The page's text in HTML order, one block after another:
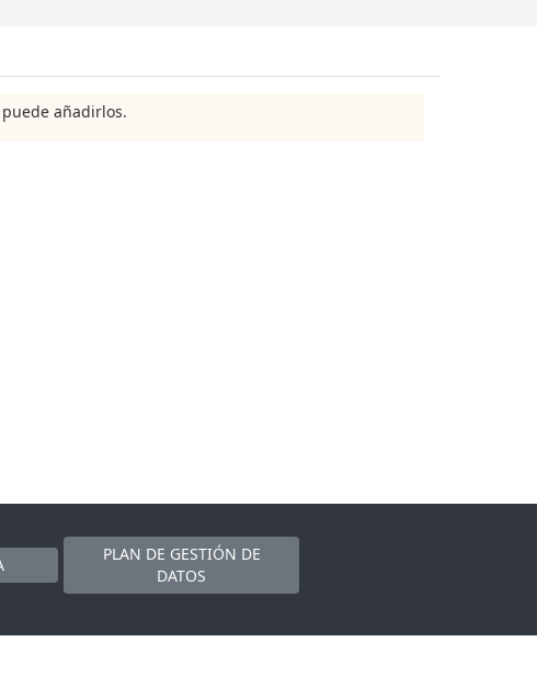
añadirlos.
PLAN DE GESTIÓN DE
DATOS